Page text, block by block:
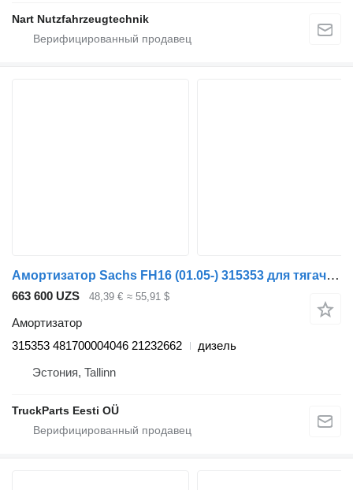
Nart Nutzfahrzeugtechnik
Амортизатор Sachs FH16 (01.05-) 315353 для тягача Volvo FH12, FH16, NH12, FH, VNL780 (1993-2014)
663 600 UZS 48,39 € ≈ 55,91 $
Амортизатор
315353 481700004046 21232662
дизель
Эстония, Tallinn
TruckParts Eesti OÜ